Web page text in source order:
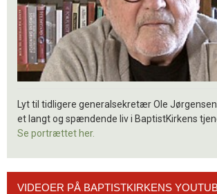
Lyt til tidligere generalsekretær Ole
et langt og spændende liv i BaptistKirkens
Se portrættet her.
VIDEOER PÅ BAPTISTKIRKENS